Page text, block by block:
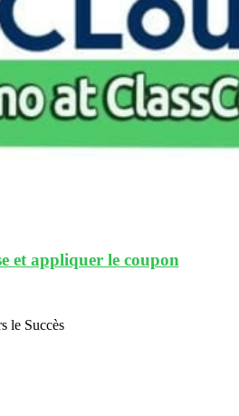
et appliquer le coupon
le Succès